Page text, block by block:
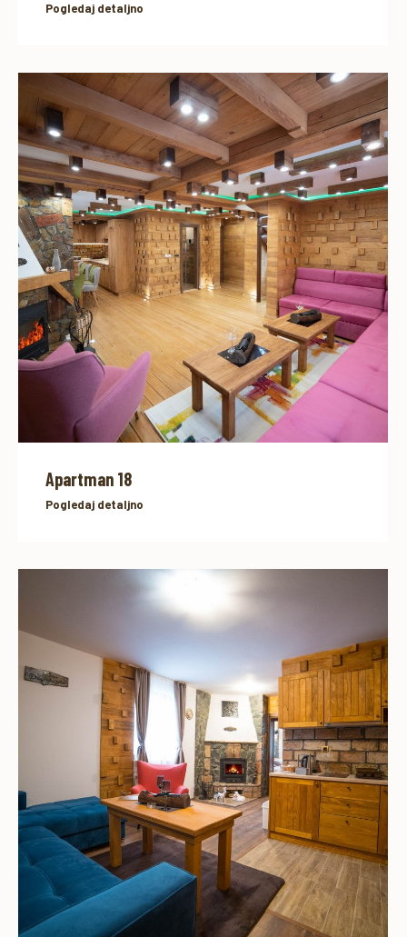
Pogledaj detaljno
Apartman 18
Pogledaj detaljno